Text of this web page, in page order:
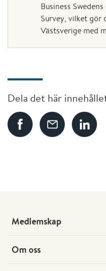
Business
Survey, vilket
Västsverige med
Dela det här
Medlemskap
Om oss